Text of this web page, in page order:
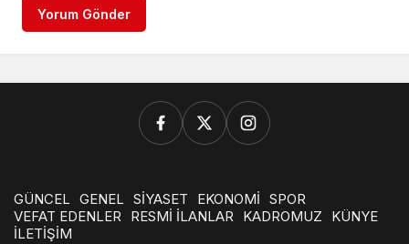
Yorum Gönder
GÜNCEL GENEL SİYASET EKONOMİ SPOR
VEFAT EDENLER RESMİ İLANLAR KADROMUZ
KÜNYE
İLETİŞİM